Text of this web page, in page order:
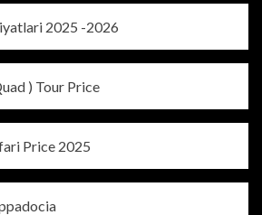
2025 -2026
) Tour Price
Price 2025